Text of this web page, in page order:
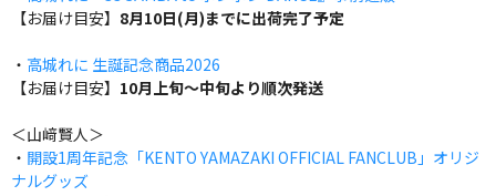
【お届け目安】 8月10日(月)までに出荷完了予定
・ 高城れに 生誕記念商品2026
【お届け目安】 10月上旬～中旬より順次発送
＜山﨑賢人＞
・ 開設1周年記念「KENTO YAMAZAKI OFFICIAL FANCLUB」オリジ
ナルグッズ